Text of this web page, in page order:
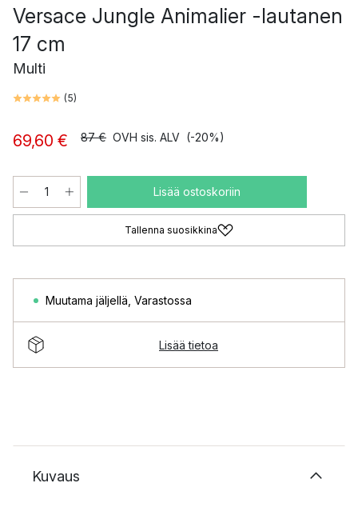
Versace Jungle Animalier -lautanen
17 cm
Multi
(5)
69,60 € 87 € OVH sis. ALV (-20%)
Lisää ostoskoriin
Tallenna suosikkina
Muutama jäljellä Varastossa
Lisää tietoa
Kuvaus